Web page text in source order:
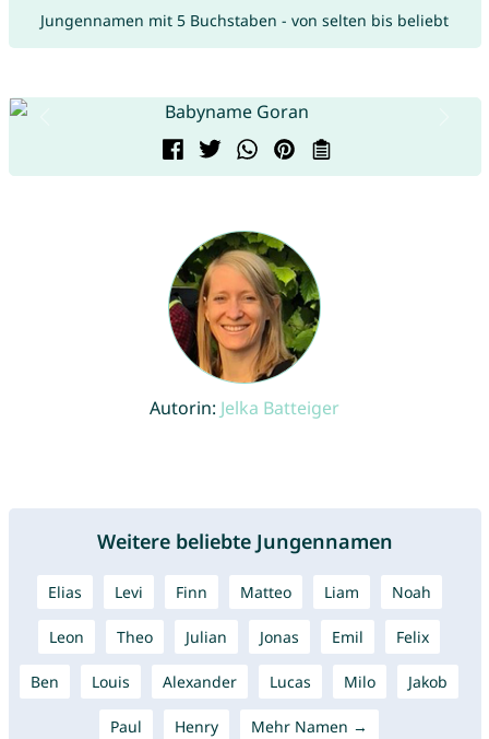
Jungennamen mit 5 Buchstaben - von selten bis beliebt
Autorin: Jelka Batteiger
Weitere beliebte Jungennamen
Elias Levi Finn Matteo Liam Noah
Leon Theo Julian Jonas Emil Felix
Ben Louis Alexander Lucas Milo Jakob
Paul Henry Mehr Namen →